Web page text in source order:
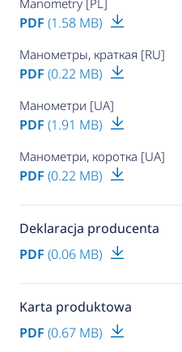
Manometry [PL]
PDF (1.58 MB)
Манометры, краткая [RU]
PDF (0.22 MB)
Манометри [UA]
PDF (1.91 MB)
Манометри, коротка [UA]
PDF (0.22 MB)
Deklaracja producenta
PDF (0.06 MB)
Karta produktowa
PDF (0.67 MB)